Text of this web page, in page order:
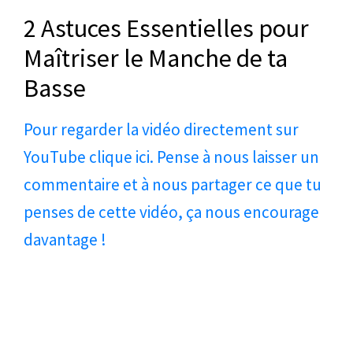
2 Astuces Essentielles pour
Maîtriser le Manche de ta
Basse
Pour regarder la vidéo directement sur
YouTube clique ici. Pense à nous laisser un
commentaire et à nous partager ce que tu
penses de cette vidéo, ça nous encourage
davantage !